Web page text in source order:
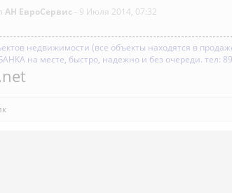
АН ЕвроСервис - 9 Июля 2014, 07:32
недвижимости (все объекты находятся в
на месте, быстро, надежно и без очереди. тел: